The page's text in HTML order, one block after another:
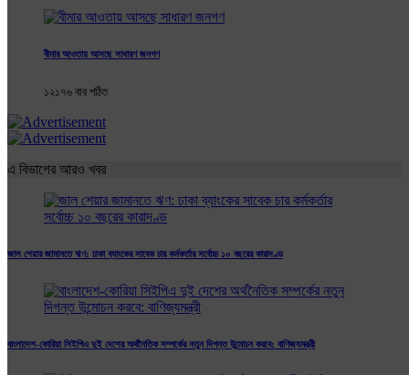
বীমার আওতায় আসছে সাধারণ জনগণ
১২১৭৬ বার পঠিত
এ বিভাগের আরও খবর
জাল শেয়ার জামানতে ঋণ: ঢাকা ব্যাংকের সাবেক চার কর্মকর্তার সর্বোচ্চ ১০ বছরের কারাদণ্ড
বাংলাদেশ-কোরিয়া সিইপিএ দুই দেশের অর্থনৈতিক সম্পর্কের নতুন দিগন্ত উন্মোচন করবে: বাণিজ্যমন্ত্রী